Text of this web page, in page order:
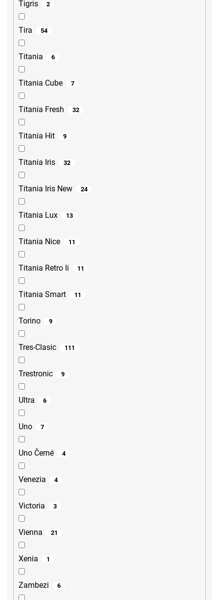
Tigris 2
Tira 54
Titania 6
Titania Cube 7
Titania Fresh 32
Titania Hit 9
Titania Iris 32
Titania Iris New 24
Titania Lux 13
Titania Nice 11
Titania Retro Ii 11
Titania Smart 11
Torino 9
Tres-Clasic 111
Trestronic 9
Ultra 6
Uno 7
Uno Černé 4
Venezia 4
Victoria 3
Vienna 21
Xenia 1
Zambezi 6